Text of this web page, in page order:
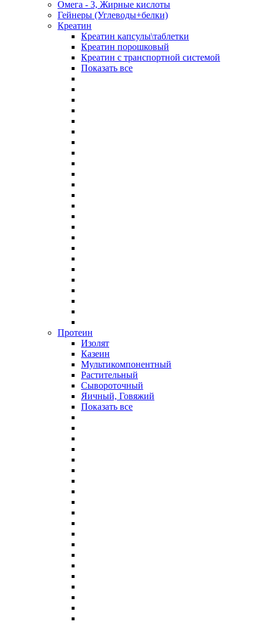
Омега - 3, Жирные кислоты
Гейнеры (Углеводы+белки)
Креатин
Креатин капсулы\таблетки
Креатин порошковый
Креатин с транспортной системой
Показать все
Протеин
Изолят
Казеин
Мультикомпонентный
Растительный
Сывороточный
Яичный, Говяжий
Показать все